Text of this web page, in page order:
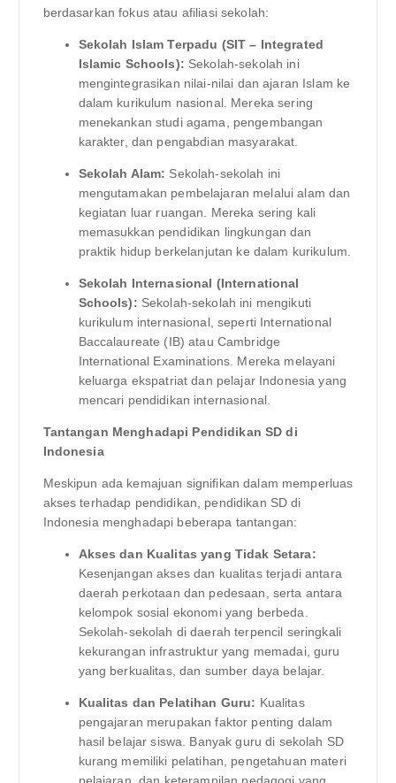
berdasarkan fokus atau afiliasi sekolah:
Sekolah Islam Terpadu (SIT – Integrated
Islamic Schools): Sekolah-sekolah ini
mengintegrasikan nilai-nilai dan ajaran Islam ke
dalam kurikulum nasional. Mereka sering
menekankan studi agama, pengembangan
karakter, dan pengabdian masyarakat.
Sekolah Alam: Sekolah-sekolah ini
mengutamakan pembelajaran melalui alam dan
kegiatan luar ruangan. Mereka sering kali
memasukkan pendidikan lingkungan dan
praktik hidup berkelanjutan ke dalam kurikulum.
Sekolah Internasional (International
Schools): Sekolah-sekolah ini mengikuti
kurikulum internasional, seperti International
Baccalaureate (IB) atau Cambridge
International Examinations. Mereka melayani
keluarga ekspatriat dan pelajar Indonesia yang
mencari pendidikan internasional.
Tantangan Menghadapi Pendidikan SD di
Indonesia
Meskipun ada kemajuan signifikan dalam memperluas
akses terhadap pendidikan, pendidikan SD di
Indonesia menghadapi beberapa tantangan:
Akses dan Kualitas yang Tidak Setara:
Kesenjangan akses dan kualitas terjadi antara
daerah perkotaan dan pedesaan, serta antara
kelompok sosial ekonomi yang berbeda.
Sekolah-sekolah di daerah terpencil seringkali
kekurangan infrastruktur yang memadai, guru
yang berkualitas, dan sumber daya belajar.
Kualitas dan Pelatihan Guru: Kualitas
pengajaran merupakan faktor penting dalam
hasil belajar siswa. Banyak guru di sekolah SD
kurang memiliki pelatihan, pengetahuan materi